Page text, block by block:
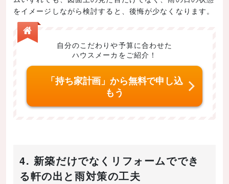
をイメージしながら検討すると、後悔が少なくなります。
自分のこだわりや予算に合わせた
ハウスメーカをご紹介！
「持ち家計画」から無料で申し込
もう
4. 新築だけでなくリフォームででき
る軒の出と雨対策の工夫